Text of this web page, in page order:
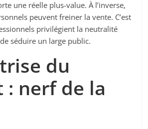
une réelle plus-value. À l’inverse,
peuvent freiner la vente. C’est
privilégient la neutralité
séduire un large public.
du
: nerf de la